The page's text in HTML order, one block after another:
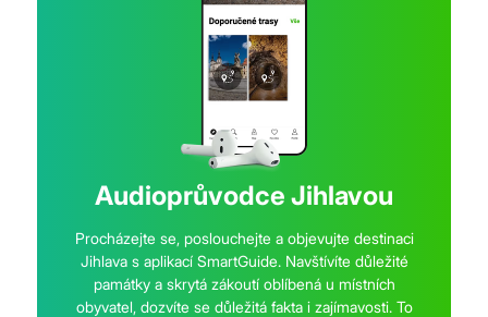
Audioprůvodce Jihlavou
Procházejte se, poslouchejte a objevujte destinaci
Jihlava s aplikací SmartGuide. Navštívíte důležité
památky a skrytá zákoutí oblíbená u místních
obyvatel, dozvíte se důležitá fakta i zajímavosti. To